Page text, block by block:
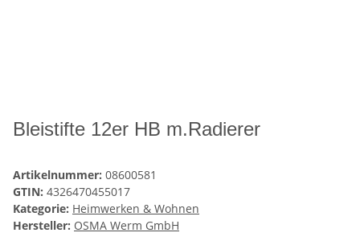
Bleistifte 12er HB m.Radierer
Artikelnummer: 08600581
GTIN: 4326470455017
Kategorie: Heimwerken & Wohnen
Hersteller: OSMA Werm GmbH